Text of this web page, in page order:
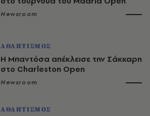
Newsroom
ΑΘΛΗΤΙΣΜΟΣ
Η Μπαντόσα απέκλεισε την Σάκκαρη
στο Charleston Open
Newsroom
ΑΘΛΗΤΙΣΜΟΣ